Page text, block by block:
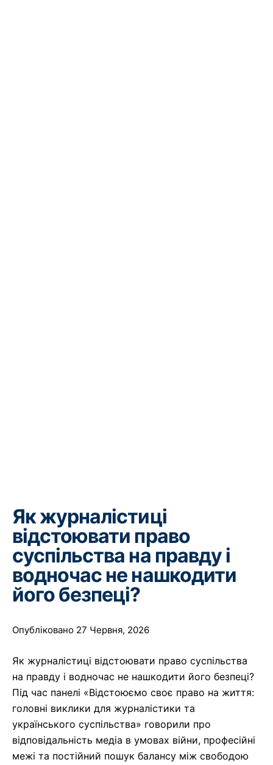
Як журналістиці
відстоювати право
суспільства на правду і
водночас не нашкодити
його безпеці?
Опубліковано 27 Червня, 2026
Як журналістиці відстоювати право суспільства
на правду і водночас не нашкодити його безпеці?
Під час панелі «Відстоюємо своє право на життя:
головні виклики для журналістики та
українського суспільства» говорили про
відповідальність медіа в умовах війни, професійні
межі та постійний пошук балансу між свободою